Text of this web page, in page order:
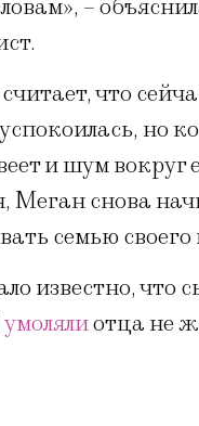
–
что
но
и шум вокруг
Меган снова
семью
известно, что
умолялиотца не